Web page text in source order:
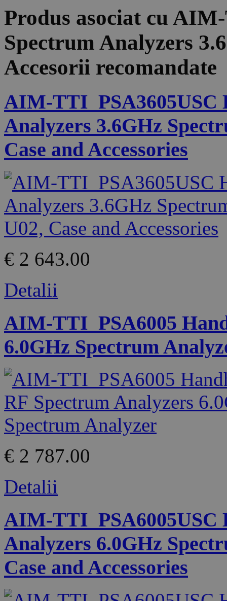
Produs asociat cu AIM-
Spectrum Analyzers
Accesorii recomandate
AIM-TTI_PSA3605USC
Analyzers 3.6GHz
Case and Accessories
€ 2 643.00
Detalii
AIM-TTI_PSA6005
6.0GHz Spectrum
€ 2 787.00
Detalii
AIM-TTI_PSA6005USC
Analyzers 6.0GHz
Case and Accessories